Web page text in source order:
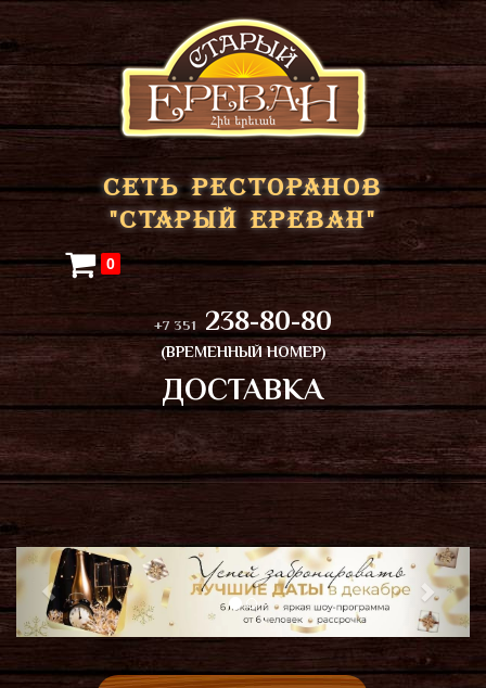
СЕТЬ РЕСТОРАНОВ
"СТАРЫЙ ЕРЕВАН"
0
+7 351 238-80-80
(ВРЕМЕННЫЙ НОМЕР)
ДОСТАВКА